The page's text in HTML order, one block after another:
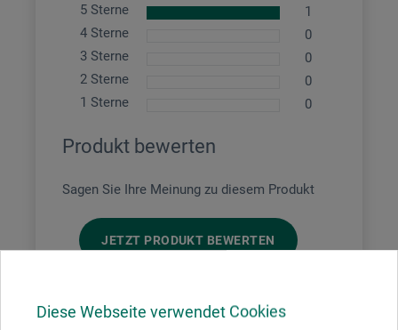
Diese Webseite verwendet Cookies
5 Sterne
1
4 Sterne
0
3 Sterne
0
2 Sterne
0
1 Sterne
0
Produkt bewerten
Sagen Sie Ihre Meinung zu diesem Produkt
JETZT PRODUKT BEWERTEN